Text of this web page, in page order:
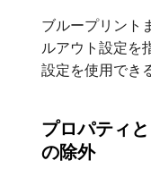
ブループリント
ルアウト設定を
設定を使用でき
プロパティ
の除外